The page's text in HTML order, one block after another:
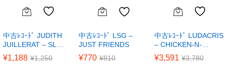
中古ﾚｺｰﾄﾞ JUDITH
JUILLERAT – SL…
¥1,188 ¥1,250
中古ﾚｺｰﾄﾞ LSG –
JUST FRIENDS
¥770 ¥810
中古ﾚｺｰﾄﾞ LUDACRIS
– CHICKEN-N-…
¥3,591 ¥3,780